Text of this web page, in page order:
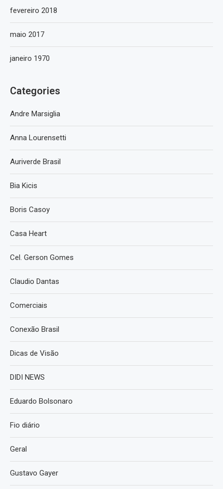
fevereiro 2018
maio 2017
janeiro 1970
Categories
Andre Marsiglia
Anna Lourensetti
Auriverde Brasil
Bia Kicis
Boris Casoy
Casa Heart
Cel. Gerson Gomes
Claudio Dantas
Comerciais
Conexão Brasil
Dicas de Visão
DIDI NEWS
Eduardo Bolsonaro
Fio diário
Geral
Gustavo Gayer